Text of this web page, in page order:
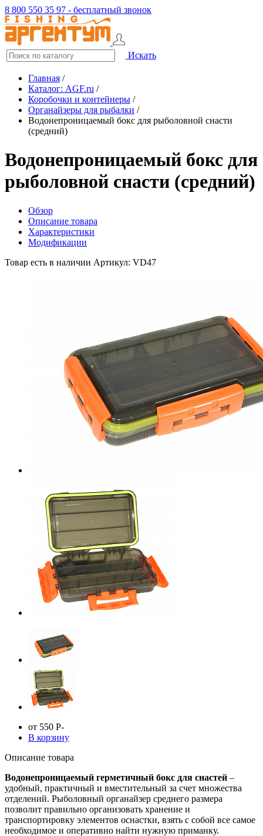
8 800 550 35 97 - бесплатный звонок
Искать
Главная /
Каталог: AGF.ru /
Коробочки и контейнеры /
Органайзеры для рыбалки /
Водонепроницаемый бокс для рыболовной снасти
(средний)
Водонепроницаемый бокс для
рыболовной снасти (средний)
Обзор
Описание товара
Характеристики
Модификации
Товар есть в наличии Артикул: VD47
от 550 Р-
В корзину
Описание товара
Водонепроницаемый герметичный бокс для снастей –
удобный, практичный и вместительный за счет множества
отделений. Рыболовный органайзер среднего размера
позволит правильно организовать хранение и
транспортировку элементов оснастки, взять с собой все самое
необходимое и оперативно найти нужную приманку.